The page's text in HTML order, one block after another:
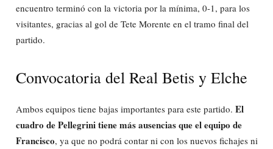
encuentro terminó con la victoria por la mínima, 0-1, para los
visitantes, gracias al gol de Tete Morente en el tramo final del
partido.
Convocatoria del Real Betis y Elche
Ambos equipos tiene bajas importantes para este partido. El
cuadro de Pellegrini tiene más ausencias que el equipo de
Francisco, ya que no podrá contar ni con los nuevos fichajes ni